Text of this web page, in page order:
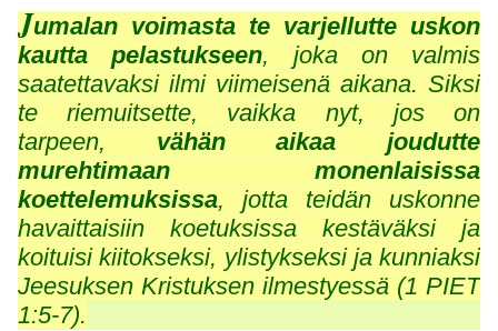
Jumalan voimasta te varjellutte uskon
kautta pelastukseen, joka on valmis
saatettavaksi ilmi viimeisenä aikana. Siksi
te riemuitsette, vaikka nyt, jos on
tarpeen, vähän aikaa joudutte
murehtimaan monenlaisissa
koettelemuksissa, jotta teidän uskonne
havaittaisiin koetuksissa kestäväksi ja
koituisi kiitokseksi, ylistykseksi ja kunniaksi
Jeesuksen Kristuksen ilmestyessä (1 PIET
1:5-7).